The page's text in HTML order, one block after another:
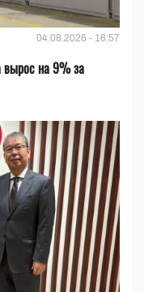
04.08.2026 - 16:57
вырос на 9% за